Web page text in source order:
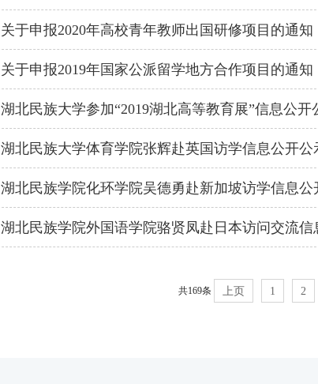
关于申报2020年高校青年教师出国研修项目的通知
关于申报2019年国家公派留学地方合作项目的通知
湖北民族大学参加“2019湖北高等教育展”信息公开
湖北民族大学体育学院张辉赴英国访学信息公开公
湖北民族学院化环学院吴德勇赴新加坡访学信息公
湖北民族学院外国语学院骆贤凤赴日本访问交流信
共169条 上页 1 2